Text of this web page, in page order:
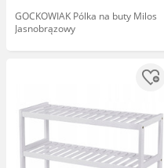
GOCKOWIAK Pólka na buty Milos
Jasnobrązowy